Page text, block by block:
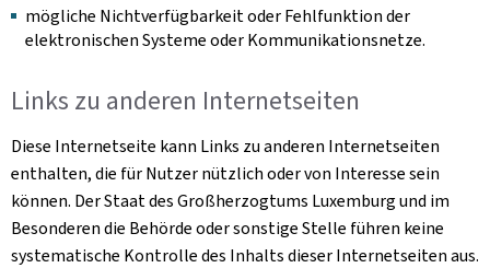
mögliche Nichtverfügbarkeit oder Fehlfunktion der
elektronischen Systeme oder Kommunikationsnetze.
Links zu anderen Internetseiten
Diese Internetseite kann Links zu anderen Internetseiten
enthalten, die für Nutzer nützlich oder von Interesse sein
können. Der Staat des Großherzogtums Luxemburg und im
Besonderen die Behörde oder sonstige Stelle führen keine
systematische Kontrolle des Inhalts dieser Internetseiten aus.